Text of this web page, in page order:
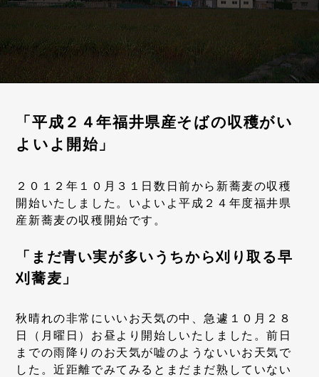
「平成２４年福井県産そばの収穫がい
よいよ開始」
２０１２年１０月３１日数日前から新蕎麦の収穫
開始いたしました。いよいよ平成２４年度福井県
産新蕎麦の収穫開始です。
「まだ青い実が多いうちから刈り取る早
刈蕎麦」
秋晴れの非常にいいお天気の中、急遽１０月２８
日（月曜日）お昼より開始しいたしました。前日
までの雨降りのお天気が嘘のようないいお天気で
した。近距離でみてみるとまだまだ熟していない